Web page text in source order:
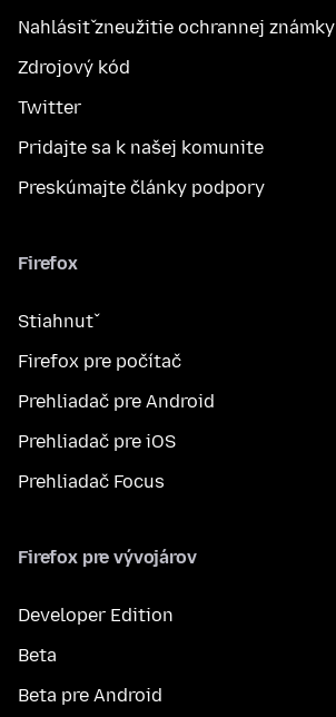
Nahlásiť zneužitie ochrannej známky
Zdrojový kód
Twitter
Pridajte sa k našej komunite
Preskúmajte články podpory
Firefox
Stiahnuť
Firefox pre počítač
Prehliadač pre Android
Prehliadač pre iOS
Prehliadač Focus
Firefox pre vývojárov
Developer Edition
Beta
Beta pre Android